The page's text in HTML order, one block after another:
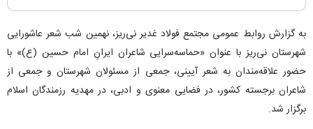
به گزارش روابط عمومی مجتمع فولاد غدیر نی‌ریز، نهمین شب شعر عاشورایی
شهرستان نی‌ریز با عنوان «حماسه‌سرایی شاعران ایرانِ امام حسین (ع)» با
حضور علاقه‌مندان به شعر آیینی، جمعی از مسئولان شهرستان و جمعی از
شاعران برجسته کشور، در فضایی معنوی و ادبی، در مهدیه رزمندگان اسلام
برگزار شد.